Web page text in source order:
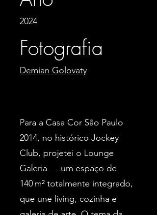
2024
Fotografia
Demian Golovaty
Para a Casa Cor São Paulo
2014, no histórico Jockey
Club, projetei o Lounge
Galeria — um espaço de
140 m² totalmente integrado,
que une living, cozinha e